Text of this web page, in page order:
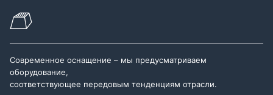
Современное оснащение – мы предусматриваем
оборудование,
соответствующее передовым тенденциям отрасли.